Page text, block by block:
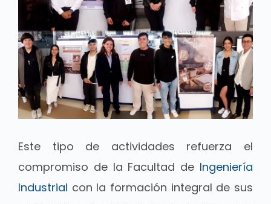
Este tipo de actividades refuerza el
compromiso de la Facultad de Ingeniería
Industrial con la formación integral de sus